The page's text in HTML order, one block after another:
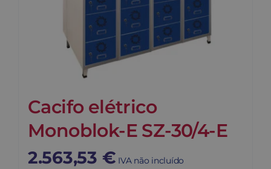
Cacifo elétrico
Monoblok-E SZ-30/4-E
2.563,53 € IVA não incluído